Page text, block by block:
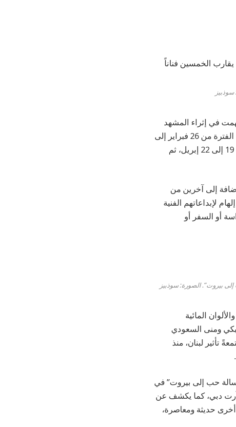
الخمسين فناناً
في إثراء المشهد
الثقافي في المنطقة تقيم سوذبيز دبي معرض “رسالة حب إلى بيروت” وذلك خلال الفترة من 26 فبراير إلى
1 مارس والذي يضم أعمالاً لفنانين من بيروت، والذي يليه معرض آخر في لندن من 19 إلى 22 إبريل، ثم
إضافة إلى آخرين من
لإبداعاتهم الفنية
أو السفر أو
المائية
ومنى السعودي
تأثير لبنان، منذ
حب إلى بيروت” في
آرت دبي، كما يكشف عن
أخرى حديثة ومعاصرة،